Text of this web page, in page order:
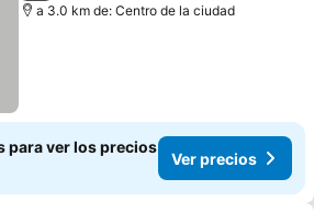
a 3.0 km de: Centro de la ciudad
para ver los precios
Ver precios